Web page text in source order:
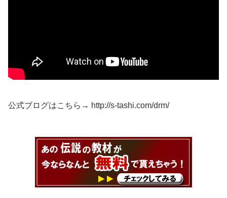
公式ブログはこちら→ http://s-tashi.com/drm/